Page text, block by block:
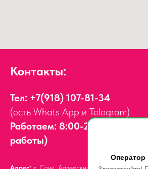
Оператор
Контакты:
Тел: +7(918) 107-81-34
(есть Whats App и Telegram)
Работаем: 8:00-20:00 (зимний
работы)
Адрес: г. Сочи, Адлерский район,ул. Мира,